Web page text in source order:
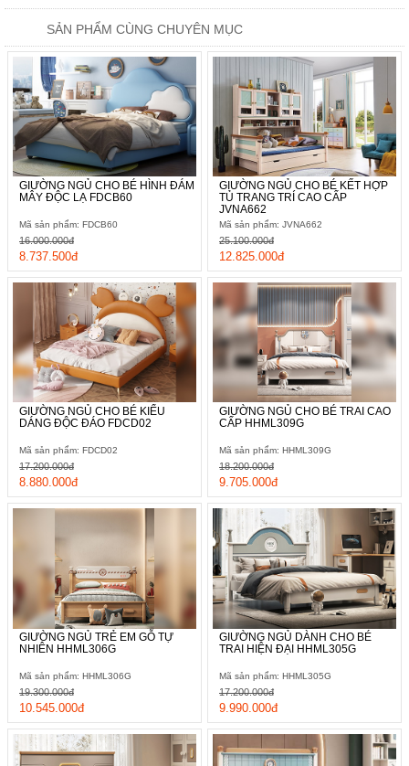
SẢN PHẨM CÙNG CHUYÊN MỤC
GIƯỜNG NGỦ CHO BÉ HÌNH ĐÁM
MÂY ĐỘC LẠ FDCB60
Mã sản phẩm: FDCB60
8.737.500đ
16.000.000đ
GIƯỜNG NGỦ CHO BÉ KẾT HỢP
TỦ TRANG TRÍ CAO CẤP
JVNA662
Mã sản phẩm: JVNA662
12.825.000đ
25.100.000đ
GIƯỜNG NGỦ CHO BÉ KIỂU
DÁNG ĐỘC ĐÁO FDCD02
Mã sản phẩm: FDCD02
8.880.000đ
17.200.000đ
GIƯỜNG NGỦ CHO BÉ TRAI CAO
CẤP HHML309G
Mã sản phẩm: HHML309G
9.705.000đ
18.200.000đ
GIƯỜNG NGỦ TRẺ EM GỖ TỰ
NHIÊN HHML306G
Mã sản phẩm: HHML306G
10.545.000đ
19.300.000đ
GIƯỜNG NGỦ DÀNH CHO BÉ
TRAI HIỆN ĐẠI HHML305G
Mã sản phẩm: HHML305G
9.990.000đ
17.200.000đ